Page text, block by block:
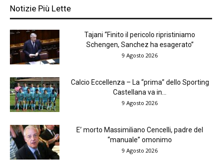
Notizie Più Lette
Tajani “Finito il pericolo ripristiniamo
Schengen, Sanchez ha esagerato”
9 Agosto 2026
Calcio Eccellenza – La “prima” dello Sporting
Castellana va in...
9 Agosto 2026
E’ morto Massimiliano Cencelli, padre del
“manuale” omonimo
9 Agosto 2026